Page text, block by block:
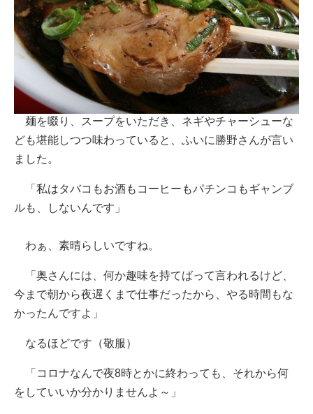
麺を啜り、スープをいただき、ネギやチャーシューな
ども堪能しつつ味わっていると、ふいに勝野さんが言い
ました。
「私はタバコもお酒もコーヒーもパチンコもギャンブ
ルも、しないんです」
わぁ、素晴らしいですね。
「奥さんには、何か趣味を持てばって言われるけど、
今まで朝から夜遅くまで仕事だったから、やる時間もな
かったんですよ」
なるほどです（敬服）
「コロナなんで夜8時とかに終わっても、それから何
をしていいか分かりませんよ～」